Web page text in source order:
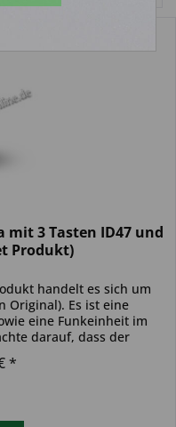
mit 3 Tasten ID47 und
Produkt)
handelt es sich um
Original). Es ist eine
eine Funkeinheit im
darauf, dass der
*